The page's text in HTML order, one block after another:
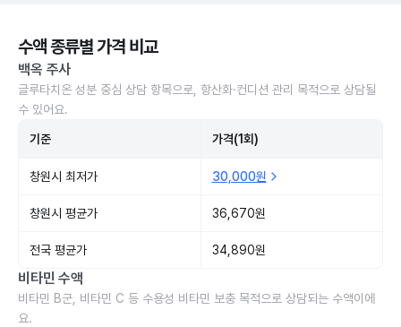
수액 종류별 가격 비교
백옥 주사
글루타치온 성분 중심 상담 항목으로, 항산화·컨디션 관리 목적으로 상담될
수 있어요.
기준 가격(1회)
창원시 최저가 30,000원
창원시 평균가 36,670원
전국 평균가 34,890원
비타민 수액
비타민 B군, 비타민 C 등 수용성 비타민 보충 목적으로 상담되는 수액이에
요.